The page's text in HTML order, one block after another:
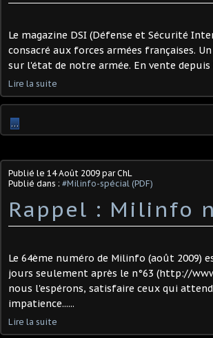
Le magazine DSI (Défense et Sécurité
consacré aux forces armées françaises.
sur l'état de notre armée. En vente
Lire la suite
…
Publié le 14 Août 2009 par ChL
Publié dans : #Milinfo-spécial (PDF)
Rappel : Milinfo
Le 64ème numéro de Milinfo (août 2009)
jours seulement après le n°63 (http://
nous l'espérons, satisfaire ceux qui
impatience......
Lire la suite